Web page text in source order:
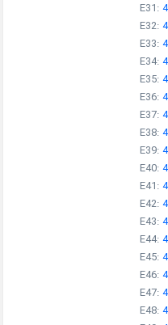
E31:
E32:
E33:
E34:
E35:
E36:
E37:
E38:
E39:
E40:
E41:
E42:
E43:
E44:
E45:
E46:
E47:
E48: